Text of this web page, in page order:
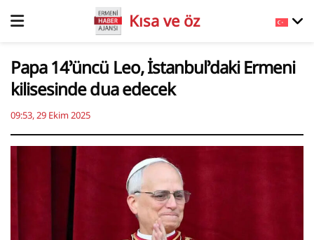
Kısa ve öz
Papa 14’üncü Leo, İstanbul’daki Ermeni
kilisesinde dua edecek
09:53, 29 Ekim 2025